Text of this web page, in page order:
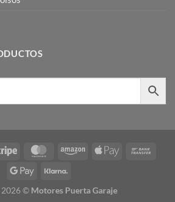
Stripe MasterCardAmazonApple
Google
Pay
© Motores Puerta Garaje